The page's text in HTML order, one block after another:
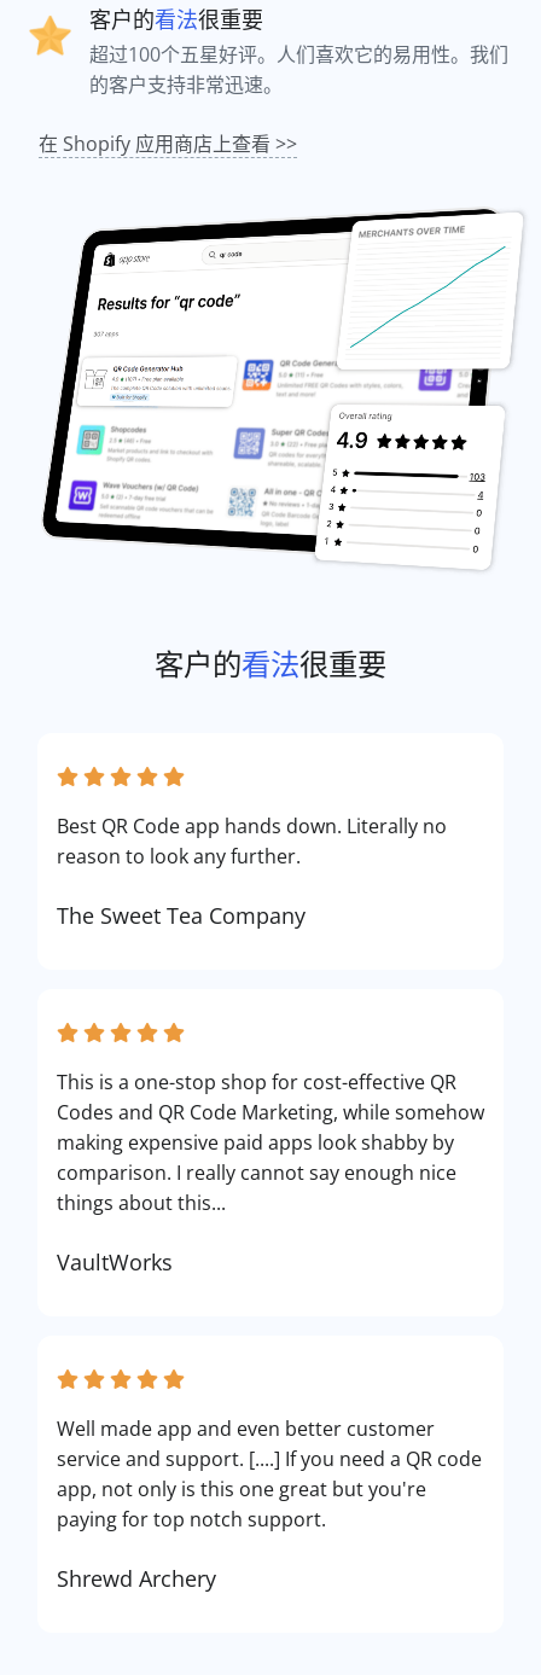
客户的看法很重要
超过100个五星好评。人们喜欢它的易用性。我们
的客户支持非常迅速。
在 Shopify 应用商店上查看 >>
客户的看法很重要
Best QR Code app hands down. Literally no
reason to look any further.
The Sweet Tea Company
This is a one-stop shop for cost-effective QR
Codes and QR Code Marketing, while somehow
making expensive paid apps look shabby by
comparison. I really cannot say enough nice
things about this...
VaultWorks
Well made app and even better customer
service and support. [....] If you need a QR code
app, not only is this one great but you're
paying for top notch support.
Shrewd Archery